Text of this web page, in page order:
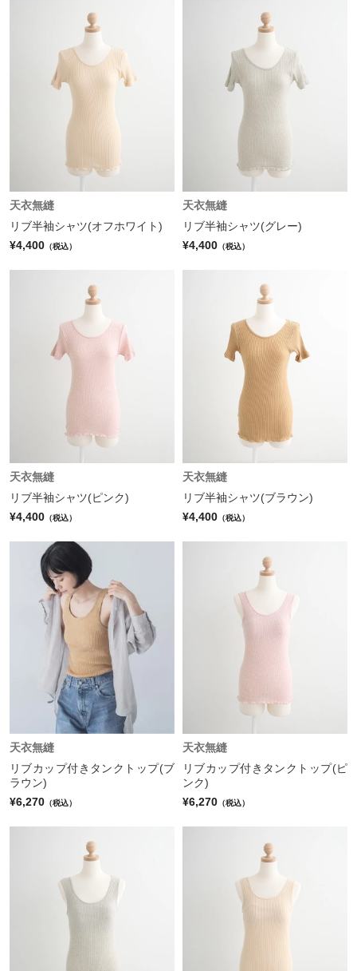
天衣無縫
リブ半袖シャツ(オフホワイト)
¥4,400 （税込）
天衣無縫
リブ半袖シャツ(グレー)
¥4,400 （税込）
天衣無縫
リブ半袖シャツ(ピンク)
¥4,400 （税込）
天衣無縫
リブ半袖シャツ(ブラウン)
¥4,400 （税込）
天衣無縫
リブカップ付きタンクトップ(ブ
ラウン)
¥6,270 （税込）
天衣無縫
リブカップ付きタンクトップ(ピ
ンク)
¥6,270 （税込）